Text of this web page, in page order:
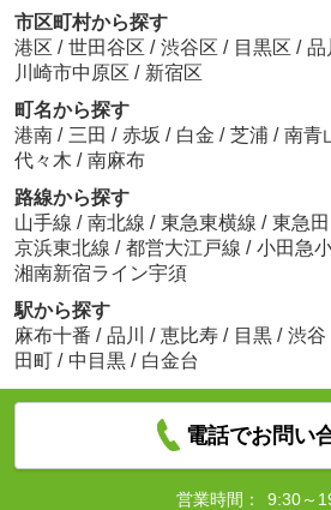
市区町村から探す
港区 / 世田谷区 / 渋谷区 / 目黒区 / 品
川崎市中原区 / 新宿区
町名から探す
港南 / 三田 / 赤坂 / 白金 / 芝浦 / 南青
代々木 / 南麻布
路線から探す
山手線 / 南北線 / 東急東横線 / 東急
京浜東北線 / 都営大江戸線 / 小田急
湘南新宿ライン宇須
駅から探す
麻布十番 / 品川 / 恵比寿 / 目黒 / 渋谷
田町 / 中目黒 / 白金台
電話でお問い
営業時間：
9:30～